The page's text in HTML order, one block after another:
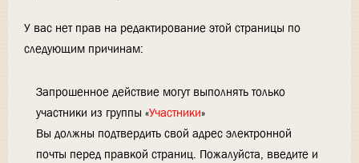
У вас нет прав на редактирование этой страницы по
следующим причинам:
Запрошенное действие могут выполнять только
участники из группы «Участники»
Вы должны подтвердить свой адрес электронной
почты перед правкой страниц. Пожалуйста, введите и